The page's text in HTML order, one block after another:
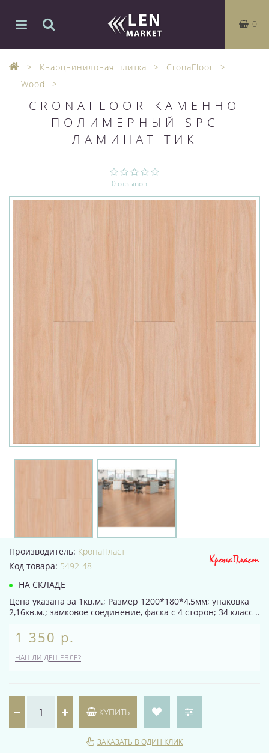
0
Кварцвиниловая плитка
CronaFloor
Wood
CRONAFLOOR КАМЕННО
ПОЛИМЕРНЫЙ SPC
ЛАМИНАТ ТИК
0 отзывов
Производитель: КронаПласт
Код товара: 5492-48
НА СКЛАДЕ
Цена указана за 1кв.м.; Размер 1200*180*4,5мм; упаковка
2,16кв.м.; замковое соединение, фаска с 4 сторон; 34 класс ..
1 350 р.
НАШЛИ ДЕШЕВЛЕ?
КУПИТЬ
ЗАКАЗАТЬ В ОДИН КЛИК